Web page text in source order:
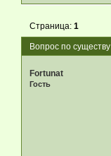
Вопрос по существу
Страница:1
Fortunat
Гость